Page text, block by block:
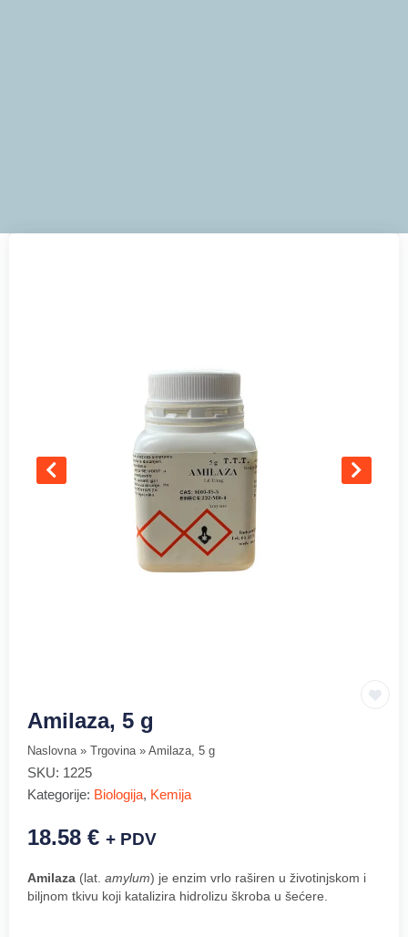
Amilaza, 5 g
Naslovna» Trgovina» Amilaza, 5 g
SKU: 1225
Kategorije: Biologija, Kemija
18.58 € + PDV
Amilaza (lat. amylum) je enzim vrlo raširen u životinjskom i
biljnom tkivu koji katalizira hidrolizu škroba u šećere.